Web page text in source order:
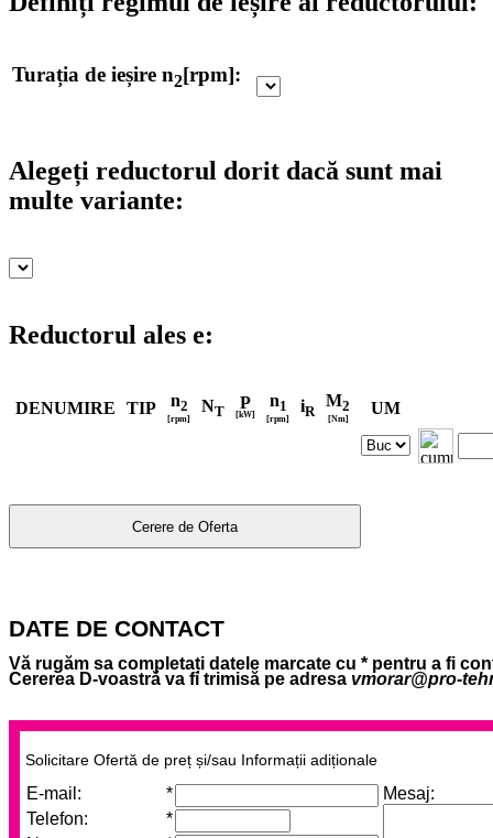
Turația de ieșire n2[rpm]:
Alegeți reductorul dorit dacă sunt mai
multe variante:
Reductorul ales e:
DENUMIRE TIP n2
[rpm]
NT P
[kW]
n1
[rpm]
iR
M2
[Nm]
UM
DATE DE CONTACT
Vă rugăm sa completați datele marcate cu * pentru a fi
Cererea D-voastră va fi trimisă pe adresa vmorar@pro-
Solicitare Ofertă de preț și/sau Informații adiționale
E-mail: *
Mesaj:
Telefon:
*